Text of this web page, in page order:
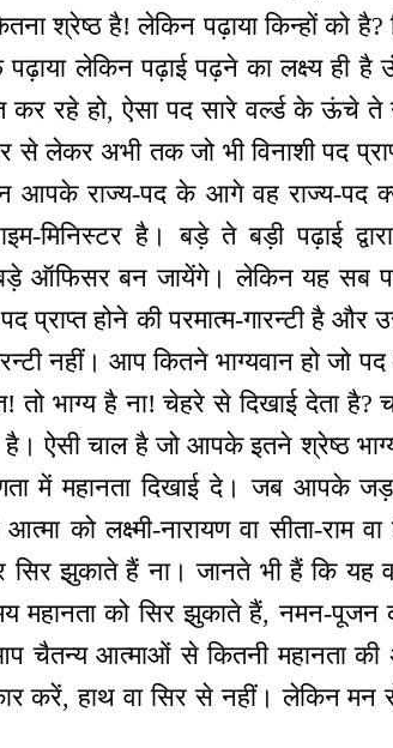
श्रेष्ठ है! लेकिन पढ़ाया किन्हों को है?
पढ़ाया लेकिन पढ़ाई पढ़ने का लक्ष्य
कर रहे हो, ऐसा पद सारे वर्ल्ड के
से लेकर अभी तक जो भी विनाशी पद
आपके राज्य-पद के आगे वह राज्य-पद
मिनिस्टर है। बड़े ते बड़ी पढ़ाई
ऑफिसर बन जायेंगे। लेकिन यह
होने की परमात्म-गारन्टी है और
नहीं। आप कितने भाग्यवान हो जो
तो भाग्य है ना! चेहरे से दिखाई देता है?
ऐसी चाल है जो आपके इतने श्रेष्ठ
में महानता दिखाई दे। जब आपके
को लक्ष्मी-नारायण वा सीता-राम वा
झुकाते हैं ना। जानते भी हैं कि यह
महानता को सिर झुकाते हैं, नमन-
चैतन्य आत्माओं से कितनी महानता की
करें, हाथ वा सिर से नहीं। लेकिन